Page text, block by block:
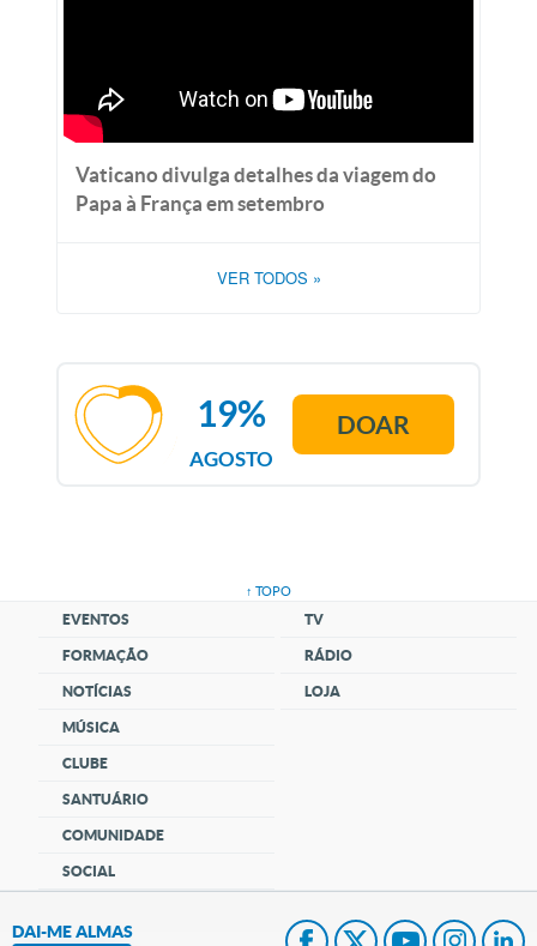
Vaticano divulga detalhes da viagem do
Papa à França em setembro
VER TODOS »
AGOSTO
19% DOAR
↑ TOPO
EVENTOS
FORMAÇÃO
NOTÍCIAS
MÚSICA
CLUBE
SANTUÁRIO
COMUNIDADE
SOCIAL
TV
RÁDIO
LOJA
DAI-ME ALMAS